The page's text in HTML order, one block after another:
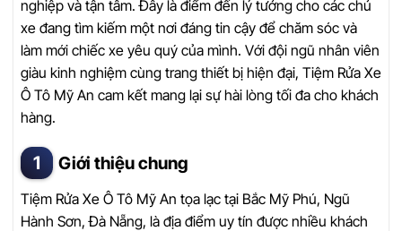
nghiệp và tận tâm. Đây là điểm đến lý tưởng cho các chủ
xe đang tìm kiếm một nơi đáng tin cậy để chăm sóc và
làm mới chiếc xe yêu quý của mình. Với đội ngũ nhân viên
giàu kinh nghiệm cùng trang thiết bị hiện đại, Tiệm Rửa Xe
Ô Tô Mỹ An cam kết mang lại sự hài lòng tối đa cho khách
hàng.
Giới thiệu chung
Tiệm Rửa Xe Ô Tô Mỹ An tọa lạc tại Bắc Mỹ Phú, Ngũ
Hành Sơn, Đà Nẵng, là địa điểm uy tín được nhiều khách